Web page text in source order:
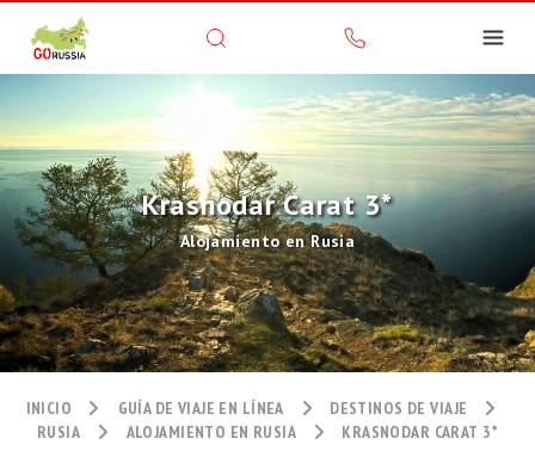
Krasnodar Carat 3*
Alojamiento en Rusia
INICIO GUÍA DE VIAJE EN LÍNEA
DESTINOS DE VIAJE
RUSIA
ALOJAMIENTO EN RUSIA KRASNODAR CARAT 3*